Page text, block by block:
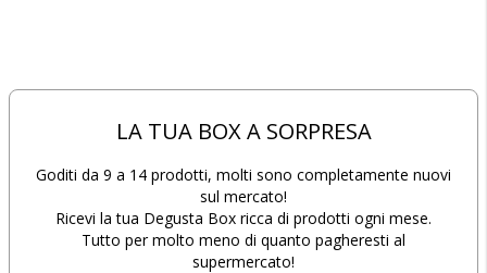
LA TUA BOX A SORPRESA
Goditi da 9 a 14 prodotti, molti sono completamente nuovi
sul mercato!
Ricevi la tua Degusta Box ricca di prodotti ogni mese.
Tutto per molto meno di quanto pagheresti al
supermercato!